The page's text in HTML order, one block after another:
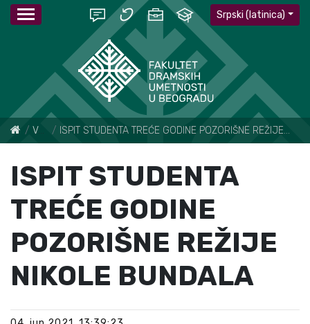
Srpski (latinica)
Vesti ISPIT STUDENTA TREĆE GODINE POZORIŠNE REŽIJE NIKOLE BUNDALA
ISPIT STUDENTA
TREĆE GODINE
POZORIŠNE REŽIJE
NIKOLE BUNDALA